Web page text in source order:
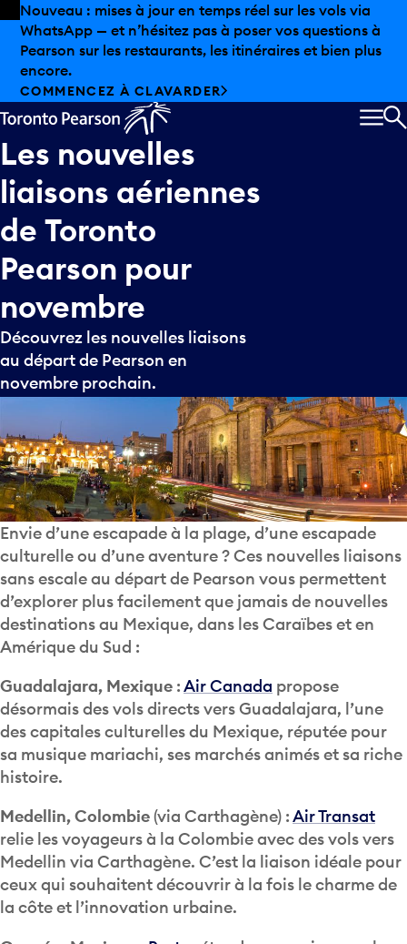
Skip to offers
Passer au contenu principal
Nouveau : mises à jour en temps réel sur les vols via
WhatsApp — et n’hésitez pas à poser vos questions à
Pearson sur les restaurants, les itinéraires et bien plus
encore.
COMMENCEZ À CLAVARDER
Les nouvelles
liaisons aériennes
de Toronto
Pearson pour
novembre
Découvrez les nouvelles liaisons
au départ de Pearson en
novembre prochain.
Envie d’une escapade à la plage, d’une escapade
culturelle ou d’une aventure ? Ces nouvelles liaisons
sans escale au départ de Pearson vous permettent
d’explorer plus facilement que jamais de nouvelles
destinations au Mexique, dans les Caraïbes et en
Amérique du Sud :
Guadalajara, Mexique :Air Canada propose
désormais des vols directs vers Guadalajara, l’une
des capitales culturelles du Mexique, réputée pour
sa musique mariachi, ses marchés animés et sa riche
histoire.
Medellin, Colombie(via Carthagène) :Air Transat
relie les voyageurs à la Colombie avec des vols vers
Medellin via Carthagène. C’est la liaison idéale pour
ceux qui souhaitent découvrir à la fois le charme de
la côte et l’innovation urbaine.